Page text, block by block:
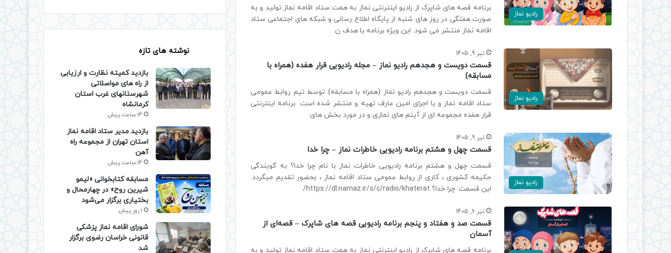
رادیو نماز
برنامه قصه های شاپرک از رادیو اینترنتی نماز به همت ستاد اقامه نماز تولید و به
صورت هفتگی در روز های شنبه از پایگاه اطلاع رسانی و شبکه های اجتماعی ستاد
اقامه نماز منتشر می شود. این ویژه برنامه با هدف ن
رادیو نماز
تیر 9, 1405
قسمت دویست و هجدهم رادیو نماز – مجله رادیویی قرار هفده (همراه با
مسابقه)
قسمت دویست و هجدهم رادیو نماز (همراه با مسابقه) توسط تیم روابط عمومی
ستاد اقامه نماز و با اجرای امین عارف تهیه و منتشر شده است. برنامه اینترنتی
قرار هفده مجموعه ای از آیتم های نمازی و در مورد بخش های
رادیو نماز
تیر 9, 1405
قسمت چهل و هشتم برنامه رادیویی خاطرات نماز – چرا خدا
قسمت چهل و هشتم برنامه رادیویی خاطرات نماز با نام چرا خدا؟ به گویندگی
حکیمه کشوری ، کاری از روابط عمومی ستاد اقامه نماز ، بحضور تقدیم میگردد.
این قسمت: چرا خدا؟ https://dl.namaz.ir/s/c/radio/khaterat/
تیر 6, 1405
قسمت صد و هفتاد و پنجم برنامه رادیویی قصه های شاپرک – قصه‌ای از
آسمان
برنامه قصه های شاپرک از رادیو اینترنتی نماز به همت ستاد اقامه نماز تولید و به
نوشته های تازه
بازدید کمیته نظارت و ارزیابی
از راه های مواصلاتی
شهرستانهای غرب استان
کرمانشاه
14 ساعت پیش
بازدید مدیر ستاد اقامه نماز
استان تهران از مجموعه راه
آهن
14 ساعت پیش
مسابقه کتابخوانی «لیمو
شیرین روح» در چهارمحال و
بختیاری برگزار می‌شود
1 روز پیش
شورای اقامه نماز پزشکی
قانونی خراسان رضوی برگزار
شد